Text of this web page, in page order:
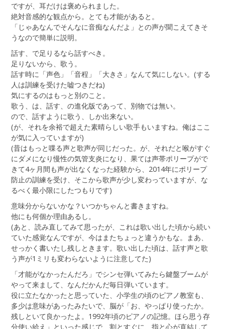
ですが、耳だけは褒められました。
絶対音感的な観点から。とても才能があると。
「じゃあなんでそんなに音痴なんだよ」との声が聞こえてきそ
うなので簡単に説明。
話す、で足りるなら話すべき。
足りないから、歌う。
話す時に「声色」「音程」「大きさ」なんて気にしない。(する
人は訓練を受けた嘘つきだね)
気にするのはもっと別のこと。
歌う、は、話す、の進化版であって、別物では無い。
ので、話すように歌う、しか出来ない。
(が、それを余裕で超えた素晴らしい歌手もいますね。俺はここ
が気に入っていますが)
(昔はもっと喋る声と歌声が同じだった。が、それだと喉がすぐ
にダメになり慢性の気管支炎になり、果ては声帯ポリープがで
きて4ヶ月間も声が出なくなった経験から、2014年にポリープ
防止の訓練を受け、そこから歌声が少し変わっていますが、な
るべく最小限にしたつもりです)
意味分からないかな？いつかちゃんと書きますね。
他にも何個か理由あるし。
(あと、読み直してみて思ったが、これは歌い出した頃から続い
ていた感覚なんですが、今はまたちょっと違うかもな。まあ、
せっかく書いたし残しときます。歌い出した頃は、話す声と歌
う声が1ミリも変わらないように注意してた)
「才能がなかったんだろ」でシンセ弾いてみたら鍵盤ブームが
やって来まして、なんだかんだ毎日弾いています。
役に立たなかったと思っていた、小学生の頃のピアノ教室も、
多少は意味があったみたいで、脳が「お、やっぱり使ったか。
残しといて良かったよ。1992年頃のピアノの記憶。ほら思う存
分使い給え」といった感じで、割とすぐに、指と心が直結して